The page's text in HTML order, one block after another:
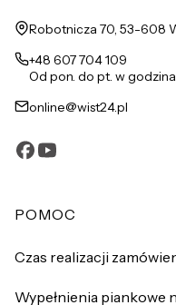
Adres:
Robotnicza 70, 53-608
+48 607 704 109
Od pon. do pt. w
online@wist24.pl
Linki w stopce
POMOC
Czas realizacji
Wypełnienia piankowe